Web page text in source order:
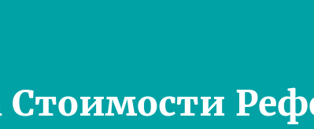
Стоимости